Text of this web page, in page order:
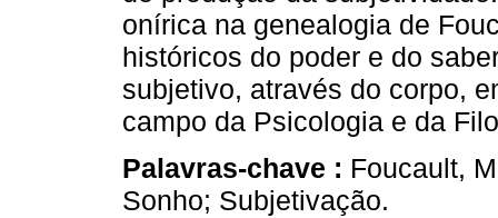
onírica na genealogia de
históricos do poder e do
subjetivo, através do corpo,
campo da Psicologia e da
Palavras-chave : Foucault,
Sonho; Subjetivação.